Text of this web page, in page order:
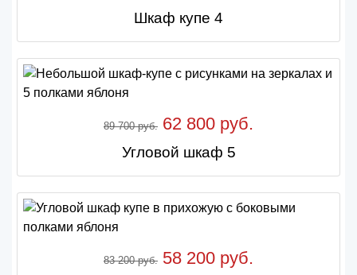
Шкаф купе 4
89 700 руб. 62 800 руб.
Угловой шкаф 5
83 200 руб. 58 200 руб.